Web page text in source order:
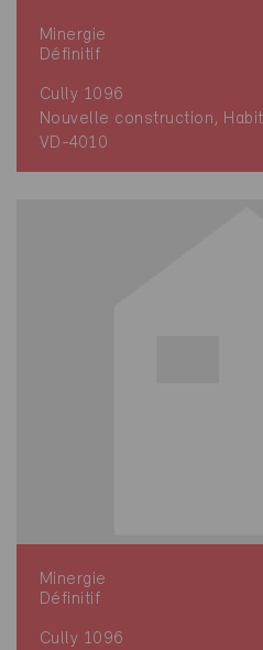
Minergie
Définitif
Cully 1096
Nouvelle construction,
VD-4010
Minergie
Définitif
Cully 1096